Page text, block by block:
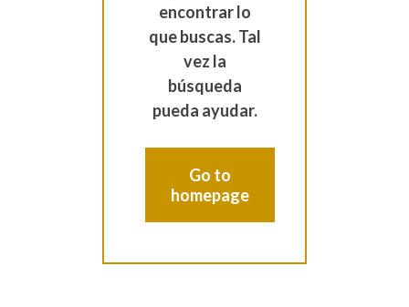
encontrar lo
que buscas. Tal
vez la
búsqueda
pueda ayudar.
Go to
homepage